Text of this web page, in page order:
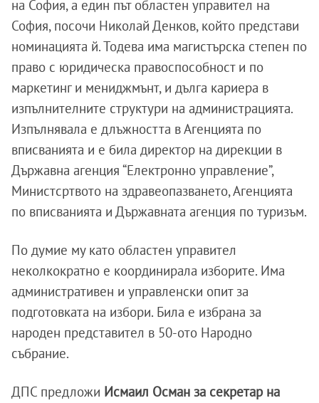
на София, а един път областен управител на
София, посочи Николай Денков, който представи
номинацията й. Тодева има магистърска степен по
право с юридическа правоспособност и по
маркетинг и мениджмънт, и дълга кариера в
изпълнителните структури на администрацията.
Изпълнявала е длъжността в Агенцията по
вписванията и е била директор на дирекции в
Държавна агенция “Електронно управление”,
Министсртвото на здравеопазването, Агенцията
по вписванията и Държавната агенция по туризъм.
По думие му като областен управител
неколкократно е координирала изборите. Има
административен и управленски опит за
подготовката на избори. Била е избрана за
народен представител в 50-ото Народно
събрание.
ДПС предложи Исмаил Осман за секретар на